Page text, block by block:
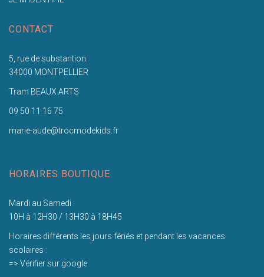
CONTACT
5, rue de substantion
34000 MONTPELLIER
Tram BEAUX ARTS
09 50 11 16 75
marie-aude@trocmodekids.fr
HORAIRES BOUTIQUE
Mardi au Samedi :
10H à 12H30 / 13H30 à 18H45
Horaires différents les jours fériés et pendant les vacances
scolaires :
=> Vérifier sur google